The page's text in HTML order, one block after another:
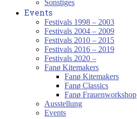
Sonstiges
Events
Festivals 1998 – 2003
Festivals 2004 – 2009
Festivals 2010 – 2015
Festivals 2016 – 2019
Festivals 2020 –
Fanø Kitemakers
Fanø Kitemakers
Fanø Classics
Fanø Frauenworkshop
Ausstellung
Events